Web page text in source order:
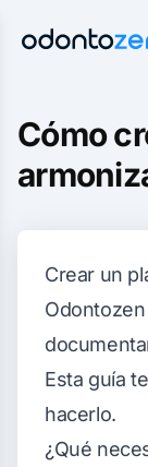
Cómo
Crear un
Esta guía
hacerlo.
¿Qué